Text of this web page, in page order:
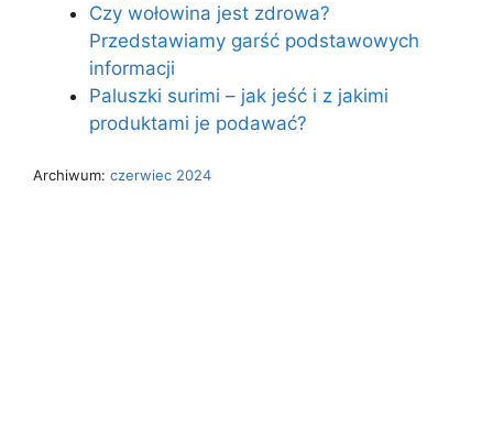
Czy wołowina jest zdrowa?
Przedstawiamy garść podstawowych
informacji
Paluszki surimi – jak jeść i z jakimi
produktami je podawać?
Archiwum: czerwiec 2024